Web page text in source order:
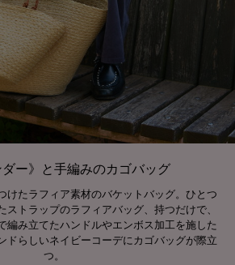
ダー》と手編みのカゴバッグ
けたラフィア素材のバケットバッグ。ひとつ
ストラップのラフィアバッグ、持つだけで、
編み立てたハンドルやエンボス加工を施した
ドらしいネイビーコーデにカゴバッグが際立
つ。